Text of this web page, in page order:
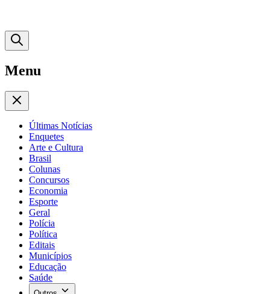
Menu
Últimas Notícias
Enquetes
Arte e Cultura
Brasil
Colunas
Concursos
Economia
Esporte
Geral
Polícia
Política
Editais
Municípios
Educação
Saúde